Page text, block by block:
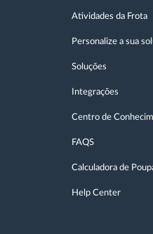
Atividades da Frota
Personalize a sua
Soluções
Integrações
Centro de
FAQS
Calculadora de
Help Center